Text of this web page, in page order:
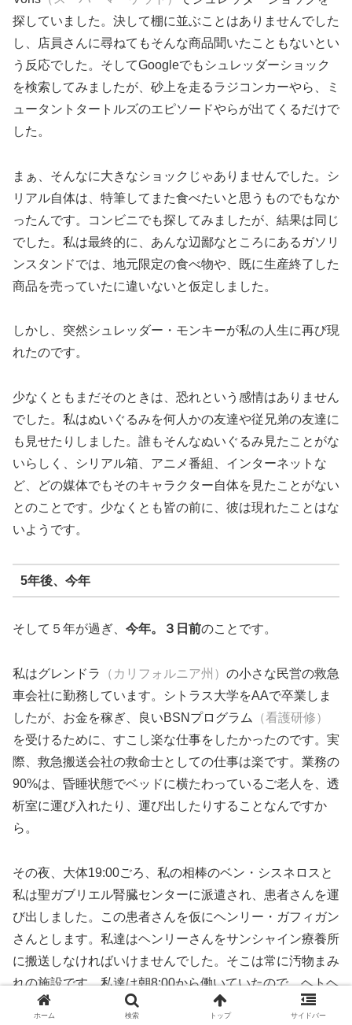
探していました。決して棚に並ぶことはありませんでした
し、店員さんに尋ねてもそんな商品聞いたこともないとい
う反応でした。そしてGoogleでもシュレッダーショック
を検索してみましたが、砂上を走るラジコンカーやら、ミ
ュータントタートルズのエピソードやらが出てくるだけで
した。
まぁ、そんなに大きなショックじゃありませんでした。シ
リアル自体は、特筆してまた食べたいと思うものでもなか
ったんです。コンビニでも探してみましたが、結果は同じ
でした。私は最終的に、あんな辺鄙なところにあるガソリ
ンスタンドでは、地元限定の食べ物や、既に生産終了した
商品を売っていたに違いないと仮定しました。
しかし、突然シュレッダー・モンキーが私の人生に再び現
れたのです。
少なくともまだそのときは、恐れという感情はありません
でした。私はぬいぐるみを何人かの友達や従兄弟の友達に
も見せたりしました。誰もそんなぬいぐるみ見たことがな
いらしく、シリアル箱、アニメ番組、インターネットな
ど、どの媒体でもそのキャラクター自体を見たことがない
とのことです。少なくとも皆の前に、彼は現れたことはな
いようです。
5年後、今年
そして５年が過ぎ、 今年。３日前のことです。
私はグレンドラ （カリフォルニア州） の小さな民営の救急
車会社に勤務しています。シトラス大学をAAで卒業しま
したが、お金を稼ぎ、良いBSNプログラム
（看護研修）
を受けるために、すこし楽な仕事をしたかったのです。実
際、救急搬送会社の救命士としての仕事は楽です。業務の
90%は、昏睡状態でベッドに横たわっているご老人を、透
析室に運び入れたり、運び出したりすることなんですか
ら。
その夜、大体19:00ごろ、私の相棒のベン・シスネロスと
私は聖ガブリエル腎臓センターに派遣され、患者さんを運
び出しました。この患者さんを仮にヘンリー・ガフィガン
さんとします。私達はヘンリーさんをサンシャイン療養所
に搬送しなければいけませんでした。そこは常に汚物まみ
れの施設です。私達は朝8:00から働いていたので、ヘトヘ
トでしたが、残業とか文句をいうことはできません。私達
ホーム 検索 トップ サイドバー